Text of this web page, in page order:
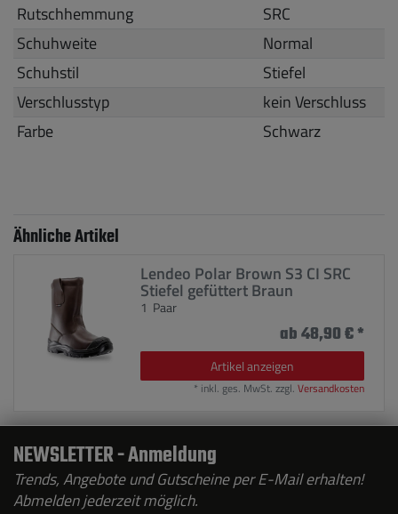
Rutschhemmung
SRC
Schuhweite
Normal
Schuhstil
Stiefel
Verschlusstyp
kein Verschluss
Farbe
Schwarz
Ähnliche Artikel
Lendeo Polar Brown S3 CI SRC
Stiefel gefüttert Braun
ab 48,90 € *
1 Paar
Artikel anzeigen
* inkl. ges. MwSt. zzgl. Versandkosten
NEWSLETTER - Anmeldung
Trends, Angebote und Gutscheine per E-Mail erhalten!
Abmelden jederzeit möglich.